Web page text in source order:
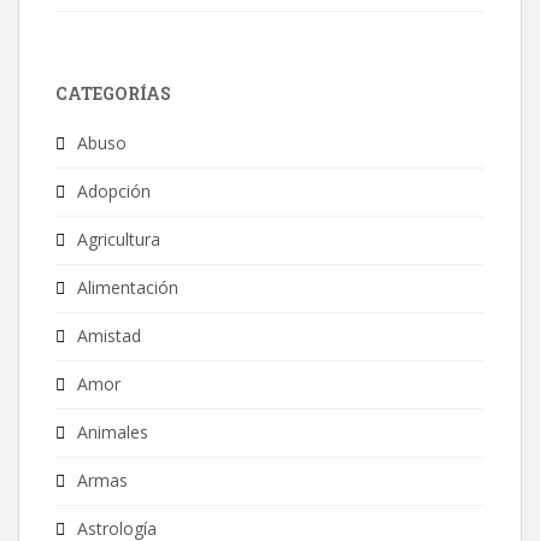
CATEGORÍAS
Abuso
Adopción
Agricultura
Alimentación
Amistad
Amor
Animales
Armas
Astrología